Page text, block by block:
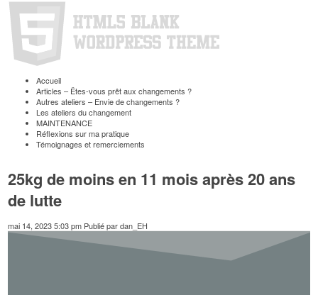
Accueil
Articles – Êtes-vous prêt aux changements ?
Autres ateliers – Envie de changements ?
Les ateliers du changement
MAINTENANCE
Réflexions sur ma pratique
Témoignages et remerciements
25kg de moins en 11 mois après 20 ans
de lutte
mai 14, 2023 5:03 pm Publié pardan_EH